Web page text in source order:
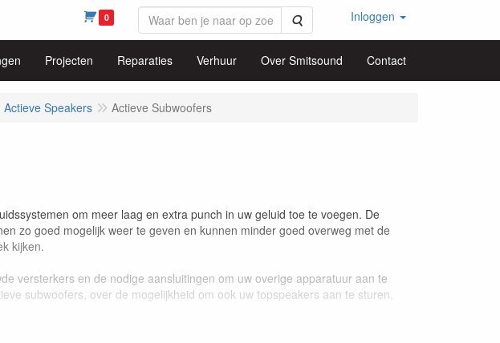
0 Zoeken Inloggen
Projecten Reparaties Verhuur Over Smitsound Contact
Actieve Speakers Actieve Subwoofers
om meer laag en extra punch in uw geluid toe te voegen. De
zo goed mogelijk weer te geven en kunnen minder goed overweg met de
kijken.
versterkers en de nodige aansluitingen om uw overige apparatuur aan te
subwoofers, over de mogelijkheid om ook uw topspeakers aan te sturen.